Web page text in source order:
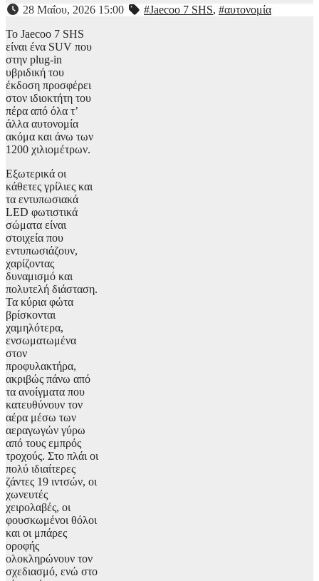
28 Μαΐου, 2026 15:00 #Jaecoo 7 SHS, #αυτονομία
Το Jaecoo 7 SHS
είναι ένα SUV που
στην plug-in
υβριδική του
έκδοση προσφέρει
στον ιδιοκτήτη του
πέρα από όλα τ’
άλλα αυτονομία
ακόμα και άνω των
1200 χιλιομέτρων.
Εξωτερικά οι
κάθετες γρίλιες και
τα εντυπωσιακά
LED φωτιστικά
σώματα είναι
στοιχεία που
εντυπωσιάζουν,
χαρίζοντας
δυναμισμό και
πολυτελή διάσταση.
Τα κύρια φώτα
βρίσκονται
χαμηλότερα,
ενσωματωμένα
στον
προφυλακτήρα,
ακριβώς πάνω από
τα ανοίγματα που
κατευθύνουν τον
αέρα μέσω των
αεραγωγών γύρω
από τους εμπρός
τροχούς. Στο πλάι οι
πολύ ιδιαίτερες
ζάντες 19 ιντσών, οι
χωνευτές
χειρολαβές, οι
φουσκωμένοι θόλοι
και οι μπάρες
οροφής
ολοκληρώνουν τον
σχεδιασμό, ενώ στο